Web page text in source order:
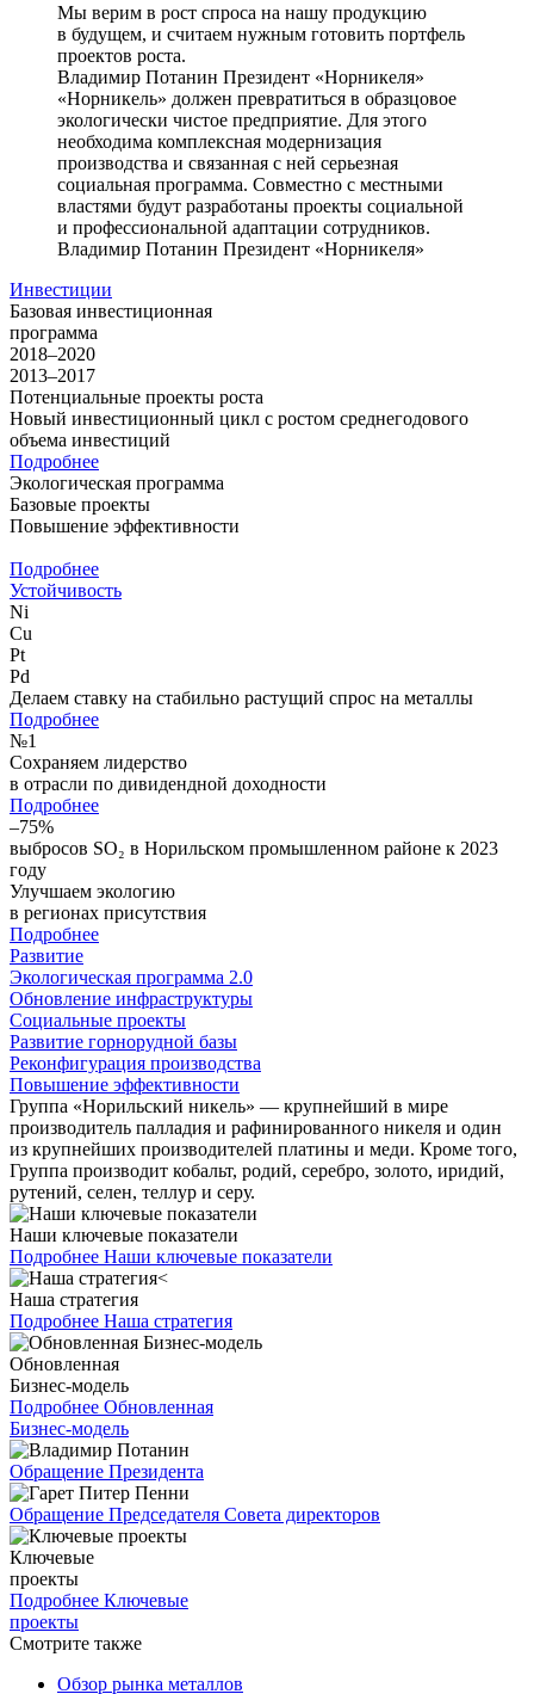
Мы верим в рост спроса на нашу продукцию
в будущем, и считаем нужным готовить портфель
проектов роста.
Владимир Потанин Президент «Норникеля»
«Норникель» должен превратиться в образцовое
экологически чистое предприятие. Для этого
необходима комплексная модернизация
производства и связанная с ней серьезная
социальная программа. Совместно с местными
властями будут разработаны проекты социальной
и профессиональной адаптации сотрудников.
Владимир Потанин Президент «Норникеля»
Инвестиции
Базовая инвестиционная
программа
2018–2020
2013–2017
Потенциальные проекты роста
Новый инвестиционный цикл с ростом среднегодового
объема инвестиций
Подробнее
Экологическая программа
Базовые проекты
Повышение эффективности
Подробнее
Устойчивость
Ni
Cu
Pt
Pd
Делаем ставку на стабильно растущий спрос на металлы
Подробнее
№1
Сохраняем лидерство
в отрасли по дивидендной доходности
Подробнее
–75%
выбросов SO₂ в Норильском промышленном районе к 2023
году
Улучшаем экологию
в регионах присутствия
Подробнее
Развитие
Экологическая программа 2.0
Обновление инфраструктуры
Социальные проекты
Развитие горнорудной базы
Реконфигурация производства
Повышение эффективности
Группа «Норильский никель» — крупнейший в мире
производитель палладия и рафинированного никеля и один
из крупнейших производителей платины и меди. Кроме того,
Группа производит кобальт, родий, серебро, золото, иридий,
рутений, селен, теллур и серу.
Наши ключевые показатели
Подробнее Наши ключевые показатели
Наша стратегия
Подробнее Наша стратегия
Обновленная
Бизнес-модель
Подробнее Обновленная
Бизнес-модель
Обращение Президента
Обращение Председателя Совета директоров
Ключевые
проекты
Подробнее Ключевые
проекты
Смотрите также
Обзор рынка металлов